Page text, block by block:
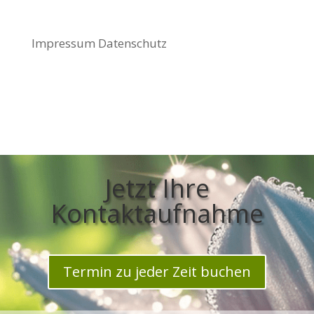
Impressum Datenschutz
Jetzt Ihre
Kontaktaufnahme
Termin zu jeder Zeit buchen